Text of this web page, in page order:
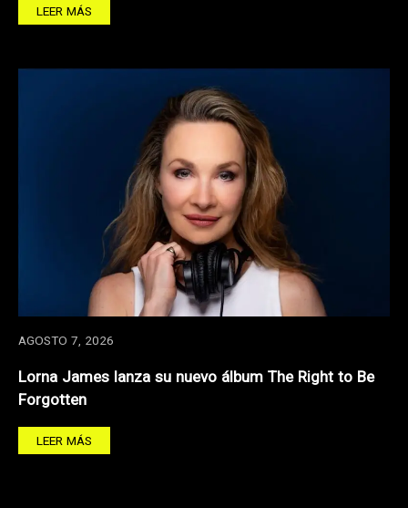
LEER MÁS
AGOSTO 7, 2026
Lorna James lanza su nuevo álbum The Right to Be
Forgotten
LEER MÁS